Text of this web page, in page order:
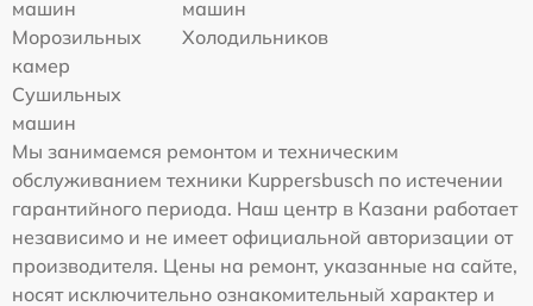
машин
машин
Морозильных
камер
Холодильников
Сушильных
машин
Мы занимаемся ремонтом и техническим
обслуживанием техники Kuppersbusch по истечении
гарантийного периода. Наш центр в Казани работает
независимо и не имеет официальной авторизации от
производителя. Цены на ремонт, указанные на сайте,
носят исключительно ознакомительный характер и